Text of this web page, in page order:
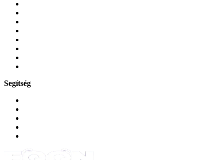
Segítség